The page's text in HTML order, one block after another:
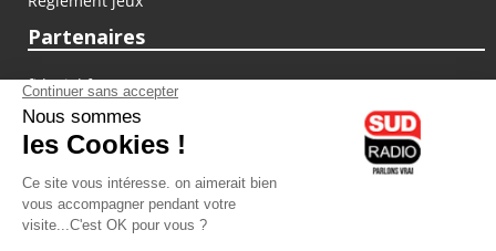
Partenaires
fiducial.fr
lyoncapitale.fr
olympique-et-lyonnais.com
L'application Iphone / Android
Téléchargez l'application